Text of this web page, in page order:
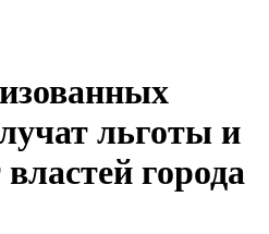
льготы и
города